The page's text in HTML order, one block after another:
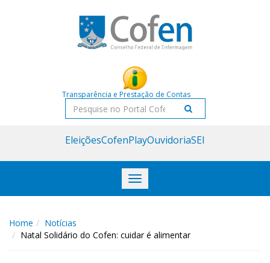
Transparência e Prestação de Contas
Pesquisar
EleiçõesCofenPlayOuvidoriaSEI
Toggle
navigation
Home
Notícias
Natal Solidário do Cofen: cuidar é alimentar